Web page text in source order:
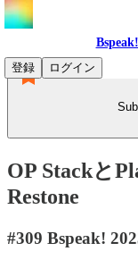
登録
ログイン
OP Stackと
Restone
#309 Bspeak!